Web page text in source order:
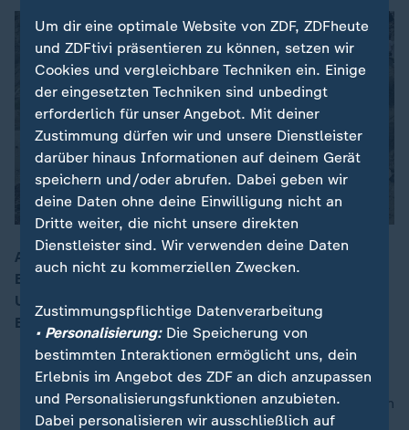
Auf der griechischen Ferieninsel Santorini bebt die
Erde. Wie groß ist die Gefahr für das beliebte
Urlaubsgebiet und dessen Bewohnerinnen und
Bewohner?
nach oben
Um dir eine optimale Website von ZDF, ZDFheute
und ZDFtivi präsentieren zu können, setzen wir
Cookies und vergleichbare Techniken ein. Einige
der eingesetzten Techniken sind unbedingt
erforderlich für unser Angebot. Mit deiner
Zustimmung dürfen wir und unsere Dienstleister
darüber hinaus Informationen auf deinem Gerät
speichern und/oder abrufen. Dabei geben wir
deine Daten ohne deine Einwilligung nicht an
Dritte weiter, die nicht unsere direkten
Dienstleister sind. Wir verwenden deine Daten
auch nicht zu kommerziellen Zwecken.
Zustimmungspflichtige Datenverarbeitung
• Personalisierung:Die Speicherung von
bestimmten Interaktionen ermöglicht uns, dein
Erlebnis im Angebot des ZDF an dich anzupassen
und Personalisierungsfunktionen anzubieten.
Dabei personalisieren wir ausschließlich auf